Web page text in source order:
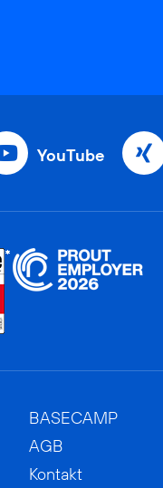
YouTube
BASECAMP
AGB
Kontakt